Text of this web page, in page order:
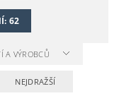
62
A VÝROBCŮ
NEJDRAŽŠÍ